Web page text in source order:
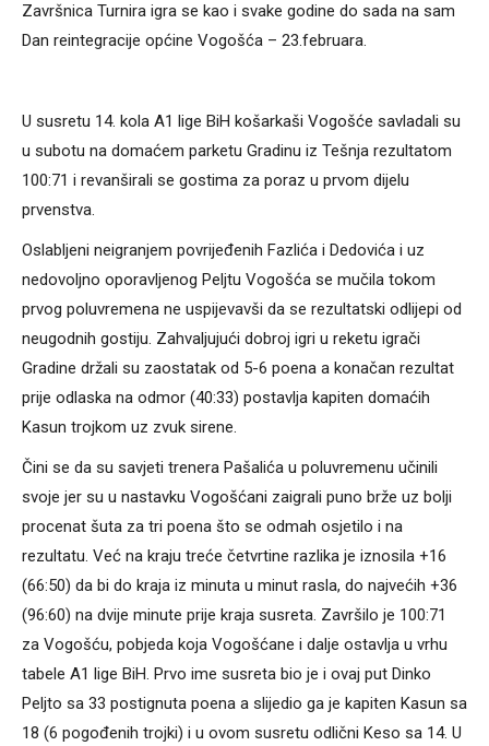
Završnica Turnira igra se kao i svake godine do sada na sam
Dan reintegracije općine Vogošća – 23.februara.
U susretu 14. kola A1 lige BiH košarkaši Vogošće savladali su
u subotu na domaćem parketu Gradinu iz Tešnja rezultatom
100:71 i revanširali se gostima za poraz u prvom dijelu
prvenstva.
Oslabljeni neigranjem povrijeđenih Fazlića i Dedovića i uz
nedovoljno oporavljenog Peljtu Vogošća se mučila tokom
prvog poluvremena ne uspijevavši da se rezultatski odlijepi od
neugodnih gostiju. Zahvaljujući dobroj igri u reketu igrači
Gradine držali su zaostatak od 5-6 poena a konačan rezultat
prije odlaska na odmor (40:33) postavlja kapiten domaćih
Kasun trojkom uz zvuk sirene.
Čini se da su savjeti trenera Pašalića u poluvremenu učinili
svoje jer su u nastavku Vogošćani zaigrali puno brže uz bolji
procenat šuta za tri poena što se odmah osjetilo i na
rezultatu. Već na kraju treće četvrtine razlika je iznosila +16
(66:50) da bi do kraja iz minuta u minut rasla, do najvećih +36
(96:60) na dvije minute prije kraja susreta. Završilo je 100:71
za Vogošću, pobjeda koja Vogošćane i dalje ostavlja u vrhu
tabele A1 lige BiH. Prvo ime susreta bio je i ovaj put Dinko
Peljto sa 33 postignuta poena a slijedio ga je kapiten Kasun sa
18 (6 pogođenih trojki) i u ovom susretu odlični Keso sa 14. U